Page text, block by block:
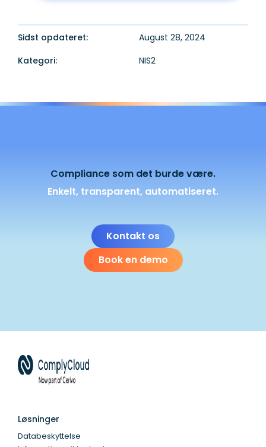
Sidst opdateret:
August 28, 2024
Kategori:
NIS2
Compliance som det burde være.
Enkelt, transparent, automatiseret.
Kontakt os
Book en demo
Løsninger
Databeskyttelse